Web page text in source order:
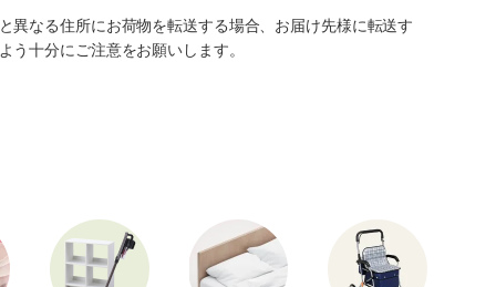
異なる住所にお荷物を転送する場合、お届け先様に転送す
十分にご注意をお願いします。